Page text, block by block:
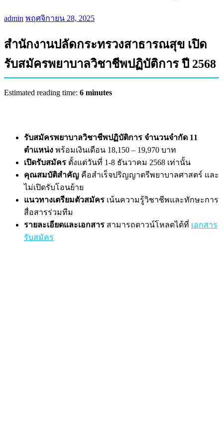
admin พฤศจิกายน 28, 2025
สำนักงานปลัดกระทรวงสาธารณสุข เปิด
รับสมัครพยาบาลวิชาชีพปฏิบัติการ ปี 2568
Estimated reading time: 6 minutes
รับสมัครพยาบาลวิชาชีพปฏิบัติการ จำนวนจำกัด 11
ตำแหน่ง พร้อมเงินเดือน 18,150 – 19,970 บาท
เปิดรับสมัคร ตั้งแต่วันที่ 1-8 ธันวาคม 2568 เท่านั้น
คุณสมบัติสำคัญ คือสำเร็จปริญญาตรีพยาบาลศาสตร์ และ
ไม่เปิดรับโอนย้าย
แนวทางเตรียมตัวสมัคร เน้นความรู้วิชาชีพและทักษะการ
สื่อสารร่วมทีม
รายละเอียดและเอกสาร สามารถดาวน์โหลดได้ที่ เอกสาร
รับสมัคร